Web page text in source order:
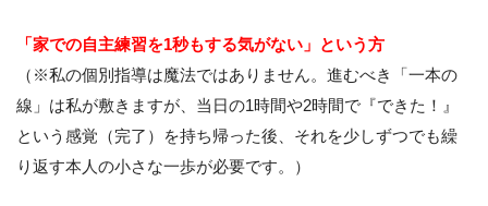
「家での自主練習を1秒もする気がない」という方
（※私の個別指導は魔法ではありません。進むべき「一本の
線」は私が敷きますが、当日の1時間や2時間で『できた！』
という感覚（完了）を持ち帰った後、それを少しずつでも繰
り返す本人の小さな一歩が必要です。）